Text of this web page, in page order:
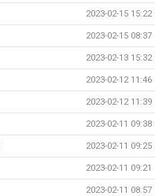
2023-02-15 15:22
2023-02-15 08:37
2023-02-13 15:32
2023-02-12 11:46
2023-02-12 11:39
2023-02-11 09:38
2023-02-11 09:25
2023-02-11 09:21
2023-02-11 08:57